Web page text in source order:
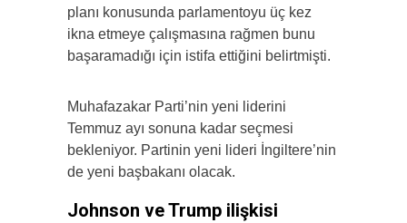
planı konusunda parlamentoyu üç kez
ikna etmeye çalışmasına rağmen bunu
başaramadığı için istifa ettiğini belirtmişti.
Muhafazakar Parti’nin yeni liderini
Temmuz ayı sonuna kadar seçmesi
bekleniyor. Partinin yeni lideri İngiltere’nin
de yeni başbakanı olacak.
Johnson ve Trump ilişkisi